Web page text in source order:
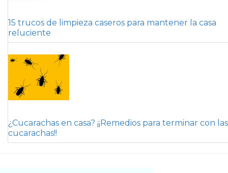
15 trucos de limpieza caseros para mantener la casa
reluciente
¿Cucarachas en casa? ¡¡Remedios para terminar con las
cucarachas!!